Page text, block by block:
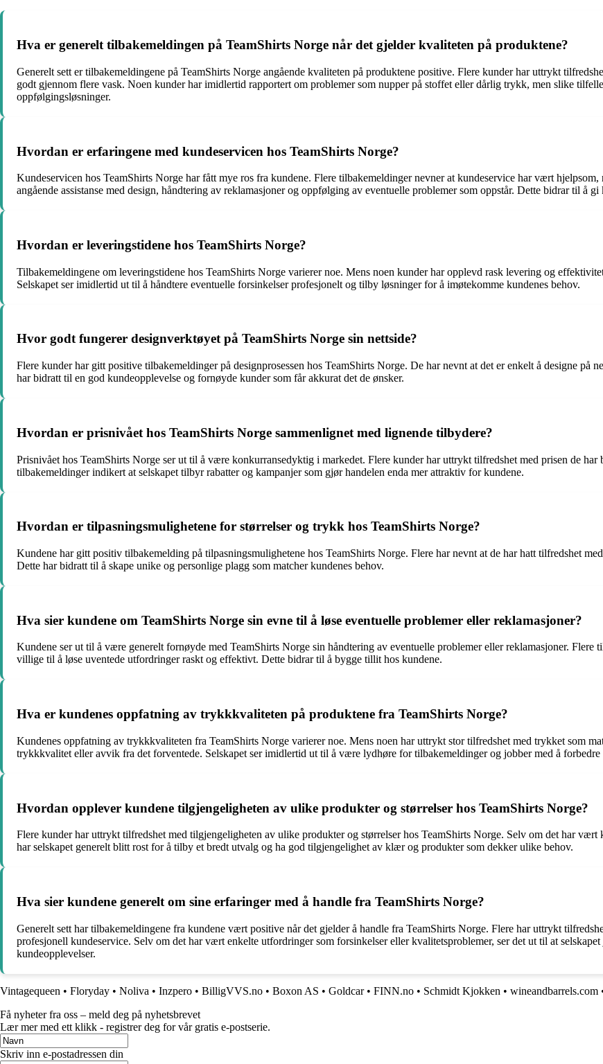
Hva er generelt tilbakemeldingen på TeamShirts Norge når det gjelder kvaliteten på produktene?
Generelt sett er tilbakemeldingene på TeamShirts Norge angående kvaliteten på produktene positive. Flere kunder har uttrykt
godt gjennom flere vask. Noen kunder har imidlertid rapportert om problemer som nupper på stoffet eller dårlig trykk, men slike
oppfølgingsløsninger.
Hvordan er erfaringene med kundeservicen hos TeamShirts Norge?
Kundeservicen hos TeamShirts Norge har fått mye ros fra kundene. Flere tilbakemeldinger nevner at kundeservice har vært
angående assistanse med design, håndtering av reklamasjoner og oppfølging av eventuelle problemer som oppstår. Dette bidrar til å
Hvordan er leveringstidene hos TeamShirts Norge?
Tilbakemeldingene om leveringstidene hos TeamShirts Norge varierer noe. Mens noen kunder har opplevd rask levering og
Selskapet ser imidlertid ut til å håndtere eventuelle forsinkelser profesjonelt og tilby løsninger for å imøtekomme kundenes behov.
Hvor godt fungerer designverktøyet på TeamShirts Norge sin nettside?
Flere kunder har gitt positive tilbakemeldinger på designprosessen hos TeamShirts Norge. De har nevnt at det er enkelt å designe på
har bidratt til en god kundeopplevelse og fornøyde kunder som får akkurat det de ønsker.
Hvordan er prisnivået hos TeamShirts Norge sammenlignet med lignende tilbydere?
Prisnivået hos TeamShirts Norge ser ut til å være konkurransedyktig i markedet. Flere kunder har uttrykt tilfredshet med prisen de
tilbakemeldinger indikert at selskapet tilbyr rabatter og kampanjer som gjør handelen enda mer attraktiv for kundene.
Hvordan er tilpasningsmulighetene for størrelser og trykk hos TeamShirts Norge?
Kundene har gitt positiv tilbakemelding på tilpasningsmulighetene hos TeamShirts Norge. Flere har nevnt at de har hatt tilfredshet
Dette har bidratt til å skape unike og personlige plagg som matcher kundenes behov.
Hva sier kundene om TeamShirts Norge sin evne til å løse eventuelle problemer eller reklamasjoner?
Kundene ser ut til å være generelt fornøyde med TeamShirts Norge sin håndtering av eventuelle problemer eller reklamasjoner.
villige til å løse uventede utfordringer raskt og effektivt. Dette bidrar til å bygge tillit hos kundene.
Hva er kundenes oppfatning av trykkkvaliteten på produktene fra TeamShirts Norge?
Kundenes oppfatning av trykkkvaliteten fra TeamShirts Norge varierer noe. Mens noen har uttrykt stor tilfredshet med trykket som
trykkkvalitet eller avvik fra det forventede. Selskapet ser imidlertid ut til å være lydhøre for tilbakemeldinger og jobber med å
Hvordan opplever kundene tilgjengeligheten av ulike produkter og størrelser hos TeamShirts Norge?
Flere kunder har uttrykt tilfredshet med tilgjengeligheten av ulike produkter og størrelser hos TeamShirts Norge. Selv om det har vært
har selskapet generelt blitt rost for å tilby et bredt utvalg og ha god tilgjengelighet av klær og produkter som dekker ulike behov.
Hva sier kundene generelt om sine erfaringer med å handle fra TeamShirts Norge?
Generelt sett har tilbakemeldingene fra kundene vært positive når det gjelder å handle fra TeamShirts Norge. Flere har uttrykt
profesjonell kundeservice. Selv om det har vært enkelte utfordringer som forsinkelser eller kvalitetsproblemer, ser det ut til at
kundeopplevelser.
Vintagequeen • Floryday • Noliva • Inzpero • BilligVVS.no • Boxon AS • Goldcar• FINN.no • Schmidt Kjokken • wineandbarrels.com
Få nyheter fra oss – meld deg på nyhetsbrevet
Lær mer med ett klikk - registrer deg for vår gratis e-postserie.
Skriv inn e-postadressen din